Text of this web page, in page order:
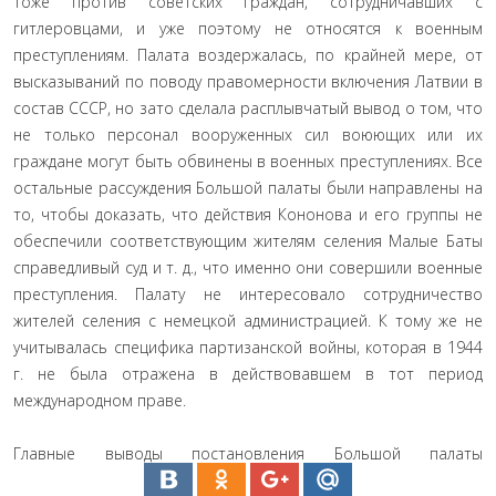
гитлеровцами, и уже поэтому не относятся к военным
преступлениям. Палата воздержалась, по крайней мере, от
высказываний по поводу правомерности включения Латвии в
состав СССР, но зато сделала расплывчатый вывод о том, что
не только персонал вооруженных сил воюющих или их
граждане могут быть обвинены в военных преступлениях. Все
остальные рассуждения Большой палаты были направлены на
то, чтобы доказать, что действия Кононова и его группы не
обеспечили соответствующим жителям селения Малые Баты
справедливый суд и т. д., что именно они совершили военные
преступления. Палату не интересовало сотрудничество
жителей селения с немецкой администрацией. К тому же не
учитывалась специфика партизанской войны, которая в 1944
г. не была отражена в действовавшем в тот период
международном праве.
Главные выводы постановления Большой палаты
заключаются в том, что: а) Устав Нюрнбергского Трибунала